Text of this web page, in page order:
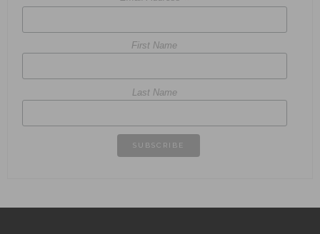
First Name
Last Name